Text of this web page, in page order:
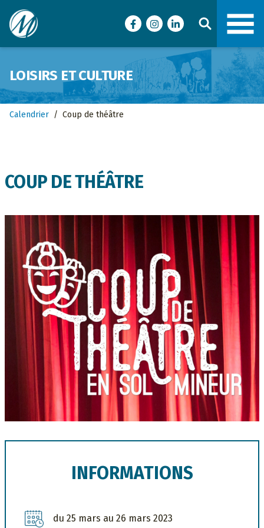
Ville de Malartic
FacebookInstagramLinkedIn
LOISIRS ET CULTURE
Calendrier / Coup de théâtre
COUP DE THÉÂTRE
INFORMATIONS
du 25 mars au 26 mars 2023